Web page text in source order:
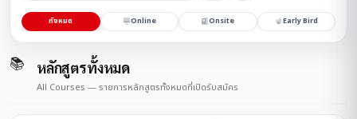
ทั้งหมด Online Onsite Early Bird
📚 หลักสูตรทั้งหมด
All Courses — รายการหลักสูตรทั้งหมดที่เปิดรับสมัคร